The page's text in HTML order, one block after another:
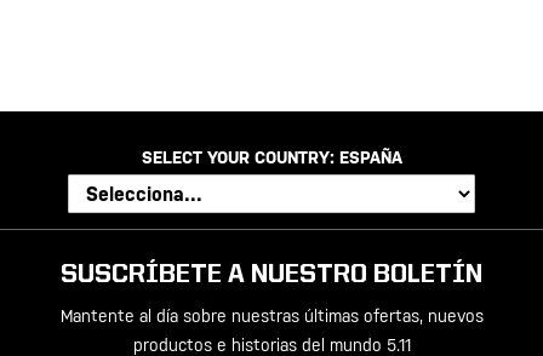
SELECT YOUR COUNTRY: ESPAÑA
SUSCRÍBETE A NUESTRO BOLETÍN
Mantente al día sobre nuestras últimas ofertas, nuevos
productos e historias del mundo 5.11